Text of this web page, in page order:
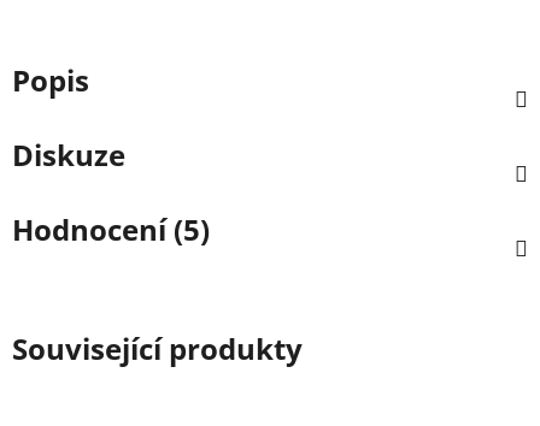
Popis
Diskuze
Hodnocení (5)
Související produkty